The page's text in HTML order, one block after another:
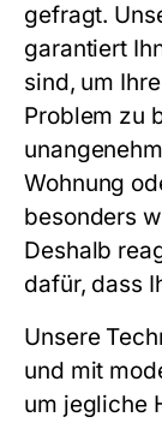
gefragt.
garantiert
sind, um
Problem zu
Wohnung
besonders
Deshalb
dafür, dass
Unsere
und mit
um jegliche